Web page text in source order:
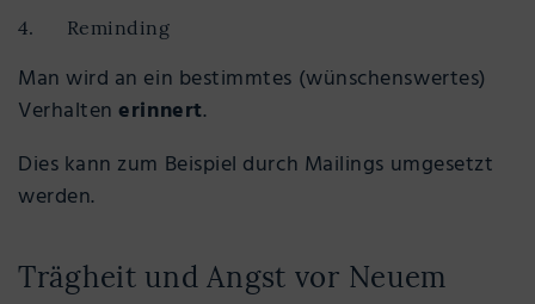
4. Reminding
Man wird an ein bestimmtes (wünschenswertes)
Verhaltenerinnert.
Dies kann zum Beispiel durch Mailings umgesetzt
werden.
Trägheit und Angst vor Neuem